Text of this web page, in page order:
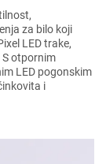
za bilo koji
LED trake,
S otpornim
LED pogonskim
i